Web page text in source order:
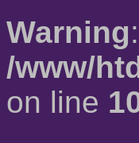
Warning
/www/
on line